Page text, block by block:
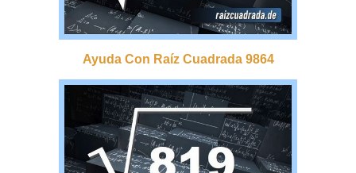
Ayuda Con Raíz Cuadrada 9864